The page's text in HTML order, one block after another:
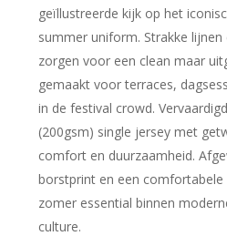
geïllustreerde kijk op het
summer uniform. Strakke
zorgen voor een clean maar
gemaakt voor terraces,
in de festival crowd.
(200gsm) single jersey met
comfort en duurzaamheid.
borstprint en een
zomer essential binnen
culture.